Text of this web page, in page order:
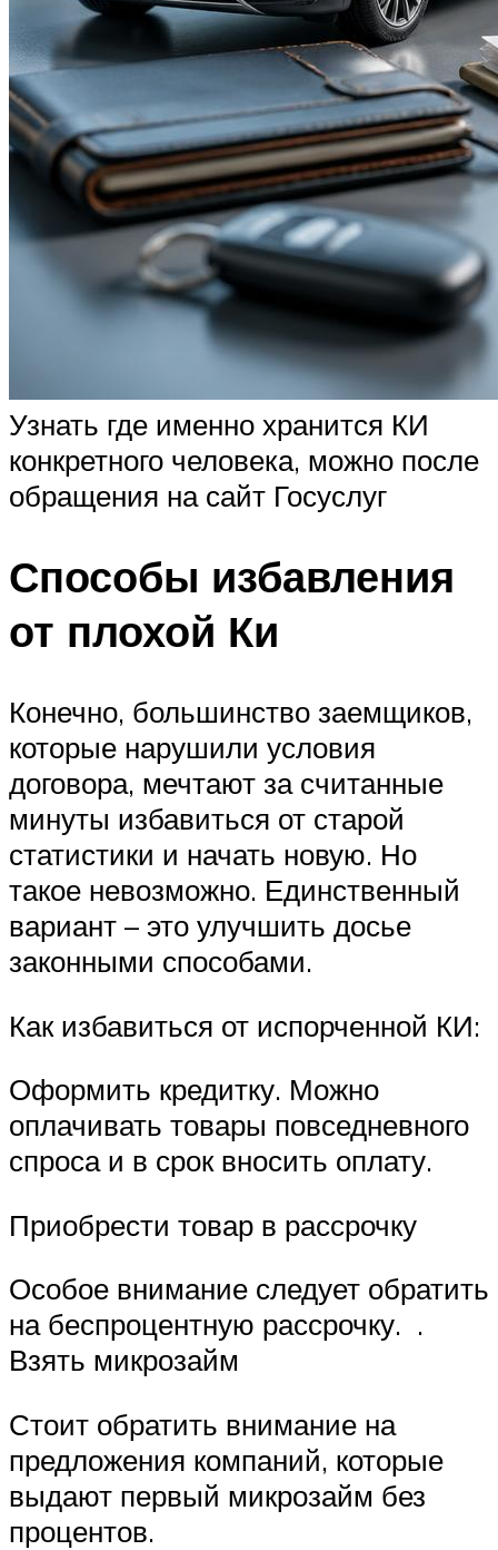
Узнать где именно хранится КИ
конкретного человека, можно после
обращения на сайт Госуслуг
Способы избавления
от плохой Ки
Конечно, большинство заемщиков,
которые нарушили условия
договора, мечтают за считанные
минуты избавиться от старой
статистики и начать новую. Но
такое невозможно. Единственный
вариант – это улучшить досье
законными способами.
Как избавиться от испорченной КИ:
Оформить кредитку. Можно
оплачивать товары повседневного
спроса и в срок вносить оплату.
Приобрести товар в рассрочку
Особое внимание следует обратить
на беспроцентную рассрочку. .
Взять микрозайм
Стоит обратить внимание на
предложения компаний, которые
выдают первый микрозайм без
процентов.